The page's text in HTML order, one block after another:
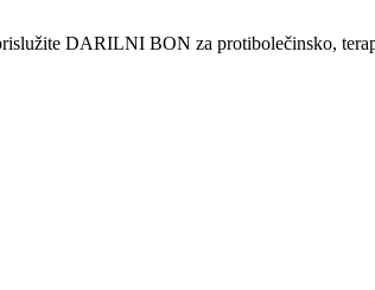
DARILNI BON za protibolečinsko,